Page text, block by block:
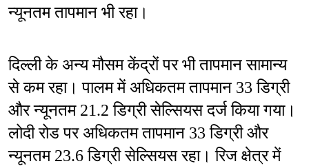
न्यूनतम तापमान भी रहा।
दिल्ली के अन्य मौसम केंद्रों पर भी तापमान सामान्य
से कम रहा। पालम में अधिकतम तापमान 33 डिग्री
और न्यूनतम 21.2 डिग्री सेल्सियस दर्ज किया गया।
लोदी रोड पर अधिकतम तापमान 33 डिग्री और
न्यूनतम 23.6 डिग्री सेल्सियस रहा। रिज क्षेत्र में